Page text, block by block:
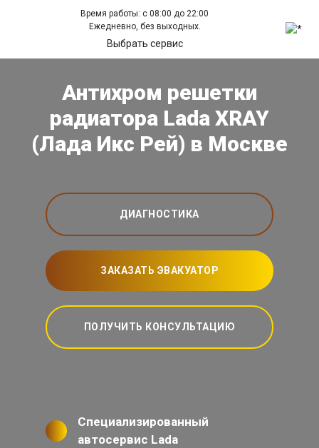
Время работы: с 08:00 до 22:00
Ежедневно, без выходных.
Выбрать сервис
Антихром решетки
радиатора Lada XRAY
(Лада Икс Рей) в Москве
ДИАГНОСТИКА
ЗАКАЗАТЬ ЭВАКУАТОР
ПОЛУЧИТЬ КОНСУЛЬТАЦИЮ
Специализированный
автосервис Lada